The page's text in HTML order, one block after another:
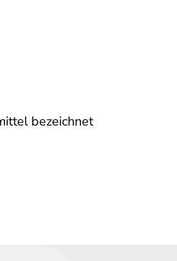
bezeichnet